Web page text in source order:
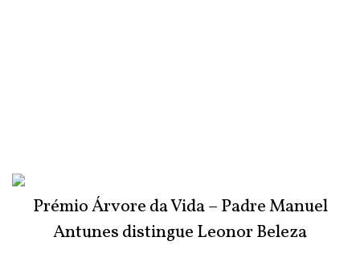
Prémio Árvore da Vida – Padre Manuel
Antunes distingue Leonor Beleza